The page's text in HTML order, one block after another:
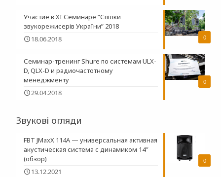
0
Участие в XI Семинаре “Спілки
звукорежисерів України” 2018
18.06.2018
0
Семинар-тренинг Shure по системам ULX-
D, QLX-D и радиочастотному
менеджменту
29.04.2018
Звукові огляди
0
FBT JMaxX 114A — универсальная активная
акустическая система с динамиком 14″
(обзор)
13.12.2021